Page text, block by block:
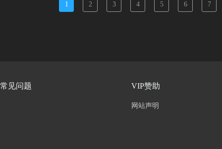
1 2 3 4 5 6 7
常见问题 VIP赞助
网站声明